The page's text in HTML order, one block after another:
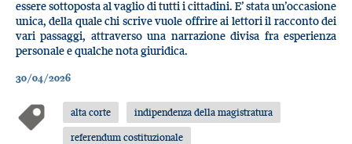
essere sottoposta al vaglio di tutti i cittadini. E’ stata un’occasione
unica, della quale chi scrive vuole offrire ai lettori il racconto dei
vari passaggi, attraverso una narrazione divisa fra esperienza
personale e qualche nota giuridica.
30/04/2026
alta corte
indipendenza della magistratura
referendum costituzionale